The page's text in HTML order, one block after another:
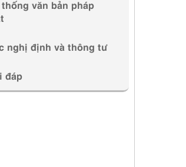
thống văn bản pháp
nghị định và thông tư
đáp